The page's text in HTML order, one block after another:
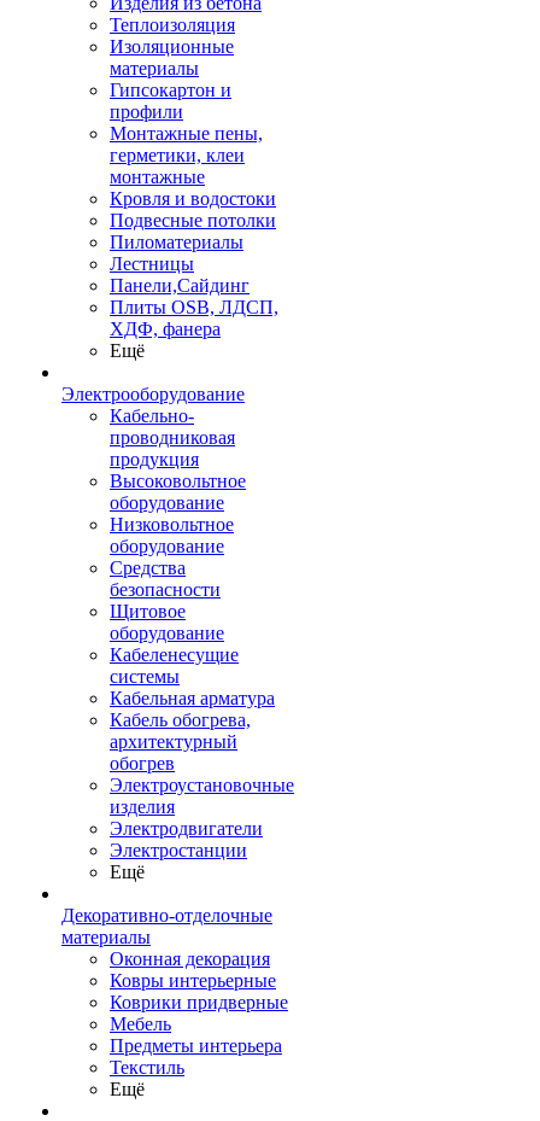
Теплоизоляция
Изоляционные
материалы
Гипсокартон и
профили
Монтажные пены,
герметики, клеи
монтажные
Кровля и водостоки
Подвесные потолки
Пиломатериалы
Лестницы
Панели,Сайдинг
Плиты OSB, ЛДСП,
ХДФ, фанера
Ещё
Электрооборудование
Кабельно-
проводниковая
продукция
Высоковольтное
оборудование
Низковольтное
оборудование
Средства
безопасности
Щитовое
оборудование
Кабеленесущие
системы
Кабельная арматура
Кабель обогрева,
архитектурный
обогрев
Электроустановочные
изделия
Электродвигатели
Электростанции
Ещё
Декоративно-отделочные
материалы
Оконная декорация
Ковры интерьерные
Коврики придверные
Мебель
Предметы интерьера
Текстиль
Ещё